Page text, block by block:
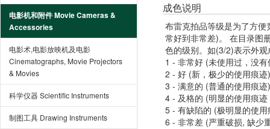
电影机和附件 Movie Cameras &
Accessories
电影术,电影放映机及电影
Cinematographs, Movie Projectors
& Movies
科学仪器 Scientific Instruments
制图工具 Drawing Instruments
成色说明
布雷克拍品等级是为了方
常好到非常差)。 在目录图
色的级别。如(3/2)表示外
1 - 非常好 (未使用过，没
2 - 好 (新，极少的使用痕迹)
3 - 满意的 (普通的使用痕迹)
4 - 及格的 (明显的使用痕
5 - 有缺陷的 (极明显的使
6 - 非常差 (严重破损, 缺少